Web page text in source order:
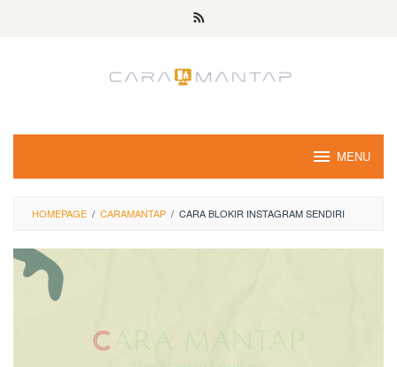
MENU
HOMEPAGE / CARAMANTAP / CARA BLOKIR INSTAGRAM SENDIRI